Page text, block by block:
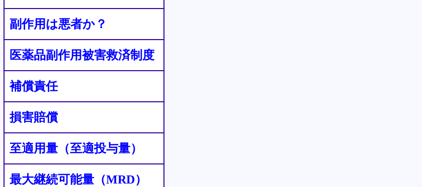
副作用は悪者か？
医薬品副作用被害救済制度
補償責任
損害賠償
至適用量（至適投与量）
最大継続可能量（MRD）